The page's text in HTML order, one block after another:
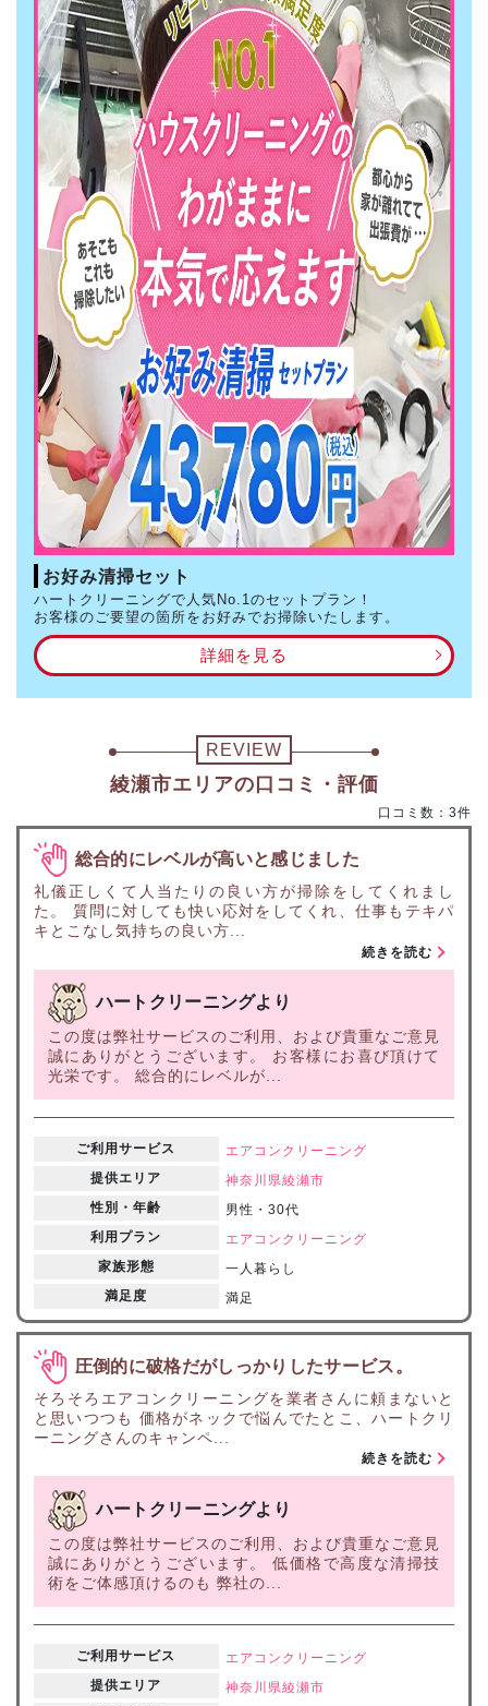
お好み清掃セット
ハートクリーニングで人気No.1のセットプラン！
お客様のご要望の箇所をお好みでお掃除いたします。
詳細を見る
REVIEW
綾瀬市エリアの口コミ・評価
口コミ数：3件
総合的にレベルが高いと感じました
礼儀正しくて人当たりの良い方が掃除をしてくれまし
た。 質問に対しても快い応対をしてくれ、仕事もテキパ
キとこなし気持ちの良い方...
続きを読む
ハートクリーニングより
この度は弊社サービスのご利用、および貴重なご意見
誠にありがとうございます。 お客様にお喜び頂けて
光栄です。 総合的にレベルが...
ご利用サービス
エアコンクリーニング
提供エリア
神奈川県綾瀬市
性別・年齢
男性・30代
利用プラン
エアコンクリーニング
家族形態
一人暮らし
満足度
満足
圧倒的に破格だがしっかりしたサービス。
そろそろエアコンクリーニングを業者さんに頼まないと
と思いつつも 価格がネックで悩んでたとこ、ハートクリ
ーニングさんのキャンペ...
続きを読む
ハートクリーニングより
この度は弊社サービスのご利用、および貴重なご意見
誠にありがとうございます。 低価格で高度な清掃技
術をご体感頂けるのも 弊社の...
ご利用サービス
エアコンクリーニング
提供エリア
神奈川県綾瀬市